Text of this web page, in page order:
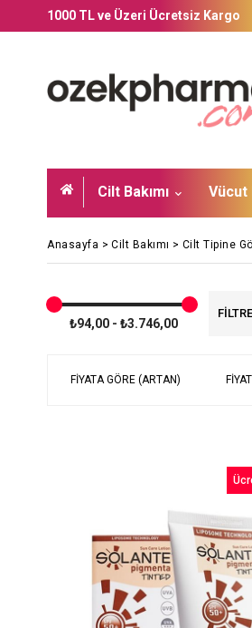
1000 TL ve Üzeri Ücretsiz Kargo
Cilt Bakımı Vücut
Anasayfa > Cilt Bakımı > Cilt Tipine
₺94,00 - ₺3.746,00
FIYATA GÖRE (ARTAN)